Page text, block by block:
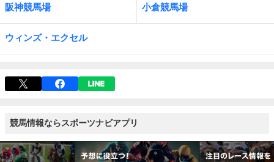
阪神競馬場 小倉競馬場
ウィンズ・エクセル
競馬情報ならスポーツナビアプリ